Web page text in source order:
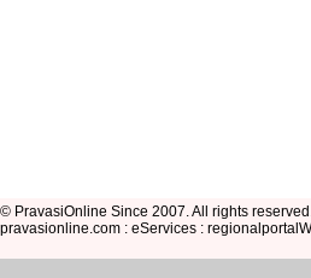
© PravasiOnline Since 2007. All rights
pravasionline.com : eServices :